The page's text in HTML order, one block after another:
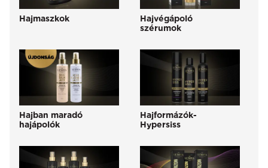
Hajmaszkok
Hajvégápoló
szérumok
Hajban maradó
hajápolók
Hajformázók-
Hypersiss